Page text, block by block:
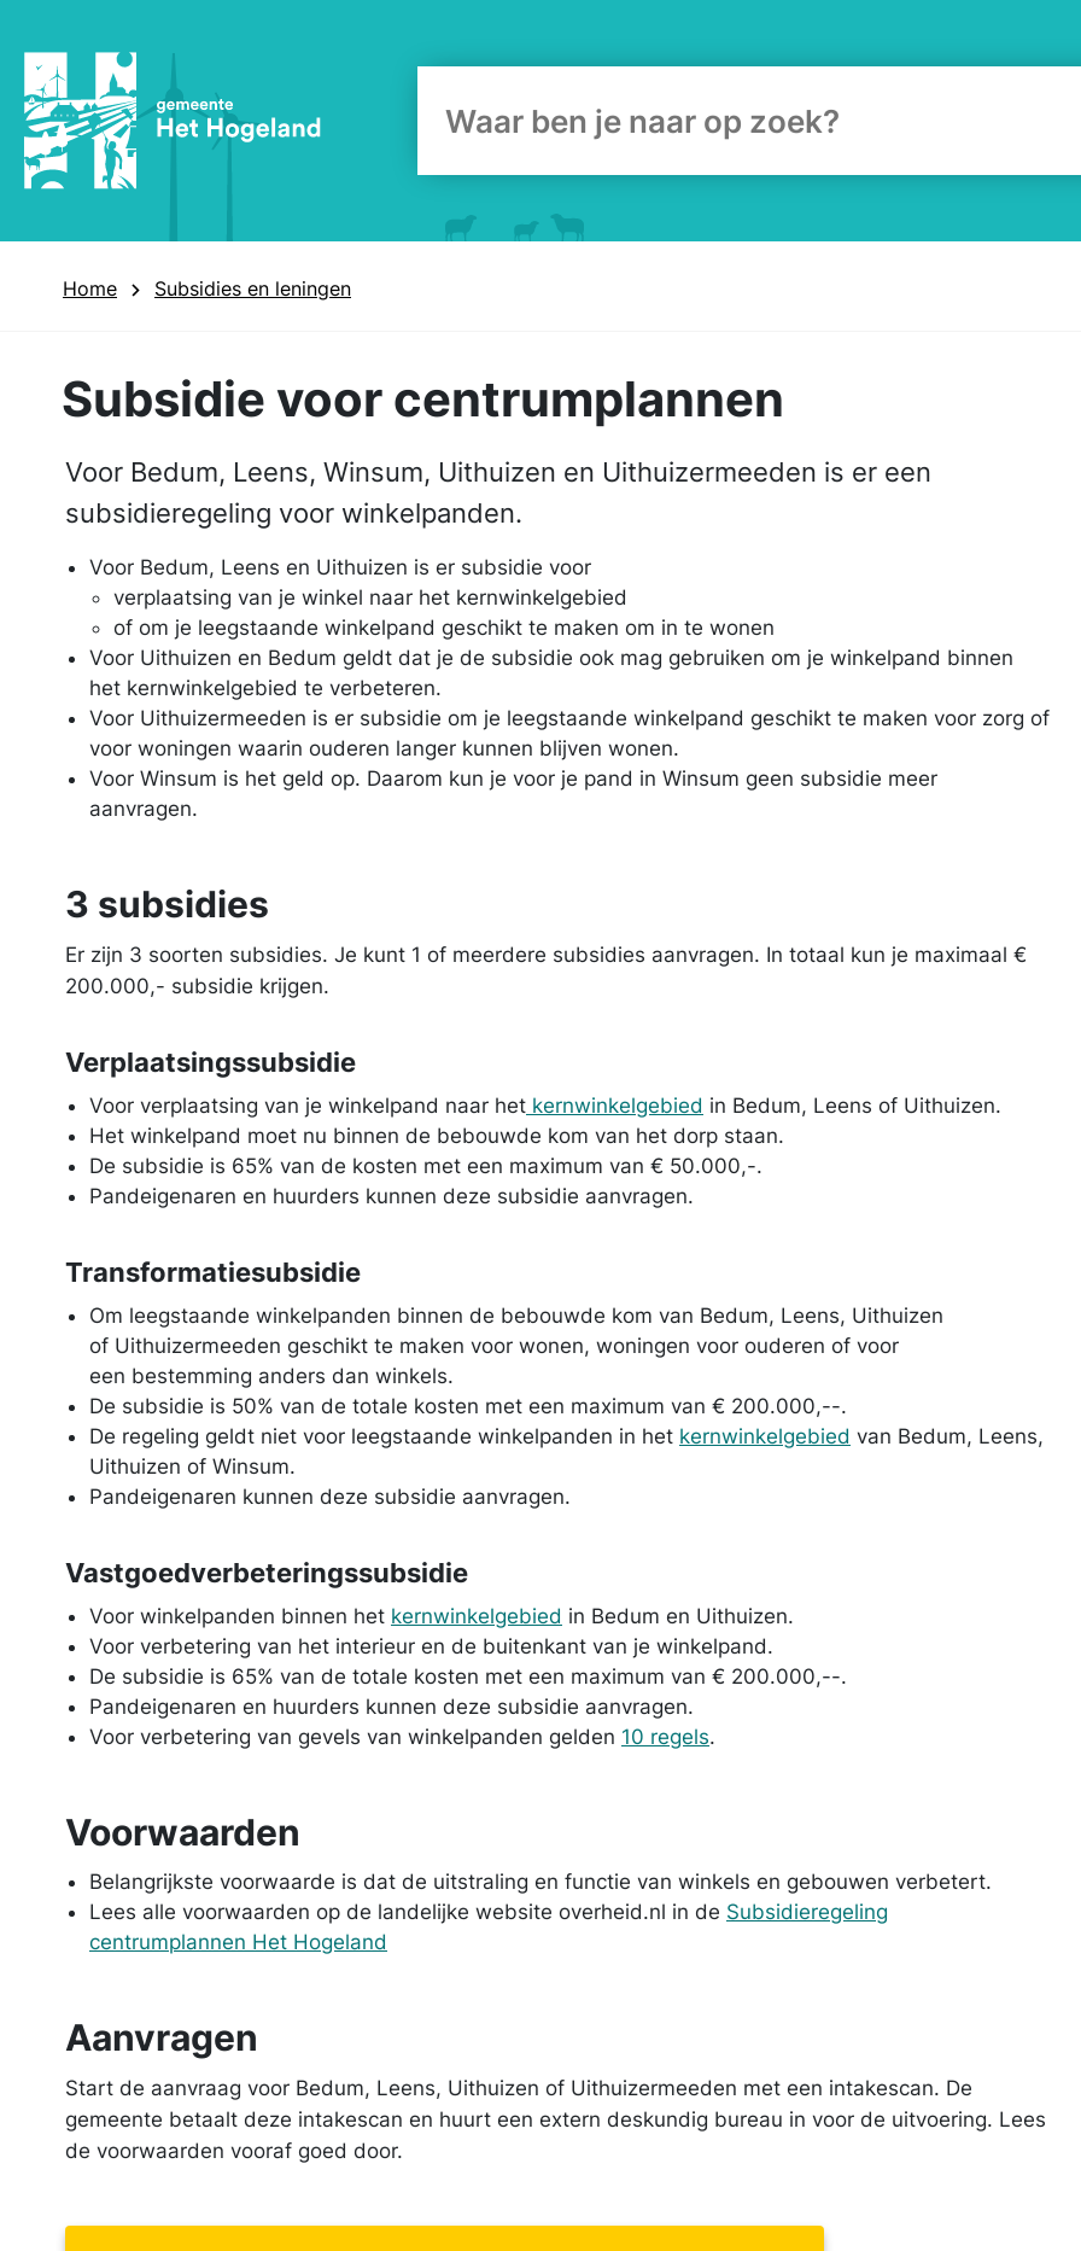
Home Subsidies en leningen
Subsidie voor centrumplannen
Voor Bedum, Leens, Winsum, Uithuizen en Uithuizermeeden is er een
subsidieregeling voor winkelpanden.
Voor Bedum, Leens en Uithuizen is er subsidie voor
verplaatsing van je winkel naar het kernwinkelgebied
of om je leegstaande winkelpand geschikt te maken om in te wonen
Voor Uithuizen en Bedum geldt dat je de subsidie ook mag gebruiken om je winkelpand binnen
het kernwinkelgebied te verbeteren.
Voor Uithuizermeeden is er subsidie om je leegstaande winkelpand geschikt te maken voor zorg of
voor woningen waarin ouderen langer kunnen blijven wonen.
Voor Winsum is het geld op. Daarom kun je voor je pand in Winsum geen subsidie meer
aanvragen.
3 subsidies
Er zijn 3 soorten subsidies. Je kunt 1 of meerdere subsidies aanvragen. In totaal kun je maximaal €
200.000,- subsidie krijgen.
Verplaatsingssubsidie
Voor verplaatsing van je winkelpand naar het kernwinkelgebied in Bedum, Leens of Uithuizen.
Het winkelpand moet nu binnen de bebouwde kom van het dorp staan.
De subsidie is 65% van de kosten met een maximum van € 50.000,-.
Pandeigenaren en huurders kunnen deze subsidie aanvragen.
Transformatiesubsidie
Om leegstaande winkelpanden binnen de bebouwde kom van Bedum, Leens, Uithuizen
of Uithuizermeeden geschikt te maken voor wonen, woningen voor ouderen of voor
een bestemming anders dan winkels.
De subsidie is 50% van de totale kosten met een maximum van € 200.000,--.
De regeling geldt niet voor leegstaande winkelpanden in het kernwinkelgebied van Bedum, Leens,
Uithuizen of Winsum.
Pandeigenaren kunnen deze subsidie aanvragen.
Vastgoedverbeteringssubsidie
Voor winkelpanden binnen het kernwinkelgebied in Bedum en Uithuizen.
Voor verbetering van het interieur en de buitenkant van je winkelpand.
De subsidie is 65% van de totale kosten met een maximum van € 200.000,--.
Pandeigenaren en huurders kunnen deze subsidie aanvragen.
Voor verbetering van gevels van winkelpanden gelden 10 regels.
Voorwaarden
Belangrijkste voorwaarde is dat de uitstraling en functie van winkels en gebouwen verbetert.
Lees alle voorwaarden op de landelijke website overheid.nl in de Subsidieregeling
centrumplannen Het Hogeland
Aanvragen
Start de aanvraag voor Bedum, Leens, Uithuizen of Uithuizermeeden met een intakescan. De
gemeente betaalt deze intakescan en huurt een extern deskundig bureau in voor de uitvoering. Lees
de voorwaarden vooraf goed door.